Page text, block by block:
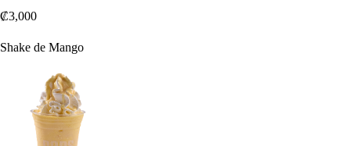
₡3,000
Shake de Mango